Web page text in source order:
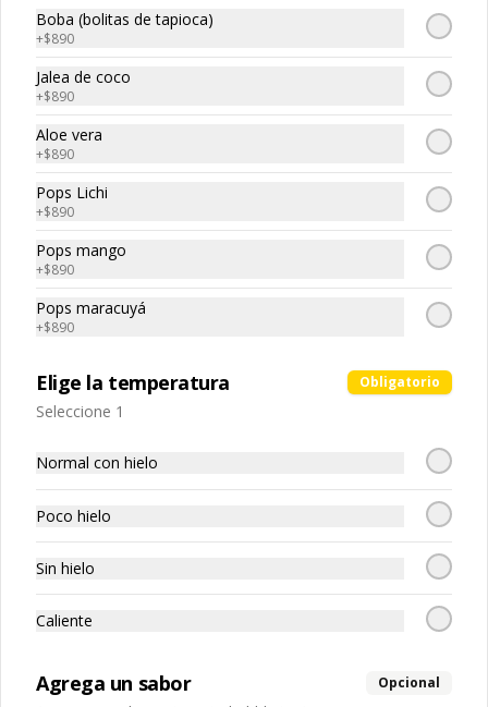
(pimienta, sal, ajo, cebollin, azucar).
Acompañamientos: Arroz, repollo,
brocoli (o choclo con pepino en su
reemplazo, consultar disponibilidad),
zanahoria, ajo, sal, extracto de
champiñón taiwanes, extracto de apio,
extracto de repollo, poroto de soya,
comino, paprika, pimienta, azúcar,
huevo (opcional), jengibre, cebollín,
de hierbas (canela, anís, pimienta y
comino), mirin (azúcar, arroz, agua,
alcohol).
artesanales frescos, dientes de
dragón, salsa Lo Ba, camarones
ecuatorianos, medio huevo estilo
Taiwan y un toque de cilantro.
Ingredientes:
Panceta de cerdo ,cebolla morada
soya, azúcar, azúcar morena, miel y
condimento 5 sabores (naranja,
canela, anís, pimienta y comino),
medio huevo estilo Taiwán (huevo,
jengibre, cebollín, salsa de soya, ajo,
agua, azúcar, bolsa de hierba (canela,
anís, pimienta y comino), mirin (azúcar,
arroz, agua, alcohol).
Ingredientes caldo:
Pescado seco, Jengibre, trigo, sésamo,
cebollín, polvo coco, ají, camarón,
cebolla, maní, maíz, especies
$9.990
Espagueti Hocha
-滷肉乾拌麵- Deliciosos fideos frescos
artesanales (de trigo o de arroz)
acompañados de estofado de
panceta picada con especias y
condimentos nativos de Taiwan,
zanahoria y pepino rallados.
Ingredientes:
Panceta de cerdo picada, cebolla
condimento 5 sabores (naranja,
canela, anís, pimienta y comino),
pepino, zanahoria, salsa ostra vegana
$8.990
Nio Rou Gyozas
salsas nativas de Taiwán
acompañando de deliciosas gyozas
artesanales.
Ingredientes:
Hueso vacuno, asado de tira, pak choi,
ajo, cebolla blanca, cebollín, jengibre,
zanahoria, bolsa de hierba (canela,
anís, pimienta y comino), condimento 5
sabores (naranja, canela, anís,
pimienta y comino), aceite de sésamo,
azúcar, salsa de soya, salsa de poroto
(agua, poroto de soya, trigo, azúcar,
jengibre, trigo, sésamo, cebollín, polvo
coco, ají, camarón, cebolla, maíz, maní,
Nio Rou Mien
-招牌紅燒牛肉麵- Caldo de asado de
tira estrictamente seleccionado,
y salsas nativas de Taiwán por mas de
tres horas acompañando de nuestros
Ingredientes:
Boba (bolitas de tapioca)
+$890
Jalea de coco
+$890
Aloe vera
+$890
Pops Lichi
+$890
Pops mango
+$890
Pops maracuyá
+$890
Elige la temperatura Obligatorio
Seleccione 1
Normal con hielo
Poco hielo
Sin hielo
Caliente
Agrega un sabor Opcional